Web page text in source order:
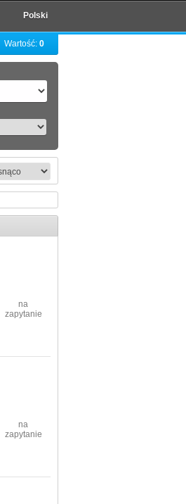
Polski
Wartość: 0
na
zapytanie
na
zapytanie